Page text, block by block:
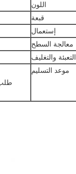
اللون
قبعة
إستعمال
معالجة السطح
التعبئة والتغليف
موعد التسليم